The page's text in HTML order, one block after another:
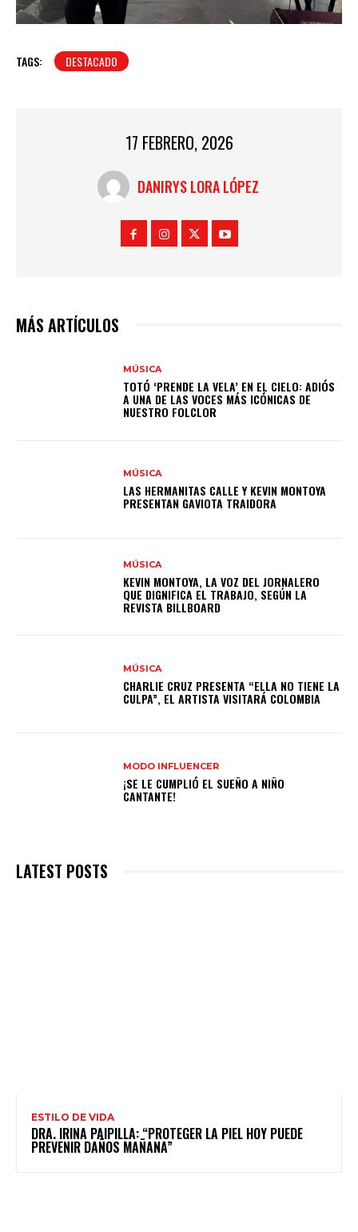
TAGS: DESTACADO
17 FEBRERO, 2026
DANIRYS LORA LÓPEZ
MÁS ARTÍCULOS
MÚSICA
TOTÓ ‘PRENDE LA VELA’ EN EL CIELO: ADIÓS
A UNA DE LAS VOCES MÁS ICÓNICAS DE
NUESTRO FOLCLOR
MÚSICA
LAS HERMANITAS CALLE Y KEVIN MONTOYA
PRESENTAN GAVIOTA TRAIDORA
MÚSICA
KEVIN MONTOYA, LA VOZ DEL JORNALERO
QUE DIGNIFICA EL TRABAJO, SEGÚN LA
REVISTA BILLBOARD
MÚSICA
CHARLIE CRUZ PRESENTA “ELLA NO TIENE LA
CULPA”, EL ARTISTA VISITARÁ COLOMBIA
MODO INFLUENCER
¡SE LE CUMPLIÓ EL SUEÑO A NIÑO
CANTANTE!
LATEST POSTS
ESTILO DE VIDA
DRA. IRINA PAIPILLA: “PROTEGER LA PIEL HOY PUEDE
PREVENIR DAÑOS MAÑANA”